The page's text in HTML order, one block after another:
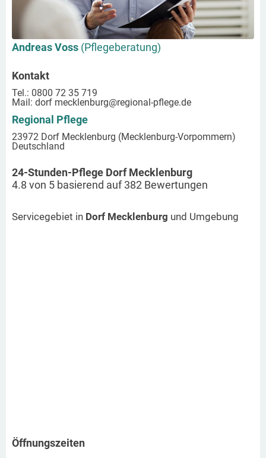
Andreas Voss (Pflegeberatung)
Kontakt
Tel.: 0800 72 35 719
Mail: dorf mecklenburg@regional-pflege.de
Regional Pflege
23972 Dorf Mecklenburg (Mecklenburg-Vorpommern)
Deutschland
24-Stunden-Pflege Dorf Mecklenburg
4.8 von 5 basierend auf382 Bewertungen
Servicegebiet in Dorf Mecklenburg und Umgebung
Öffnungszeiten